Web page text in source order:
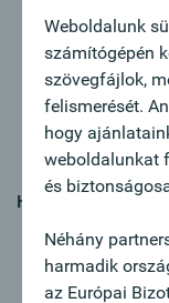
különböző
többnyire
Mi az, ami
grafikus
használók
Használhatóság
Ami már jól
fő funkciói
segítségével.
Weboldalunk
számítógépén
szövegfájlok,
felismerését.
hogy
weboldalunkat
és
Néhány
harmadik
az Európai